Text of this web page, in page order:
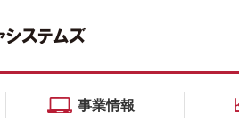
事業情報